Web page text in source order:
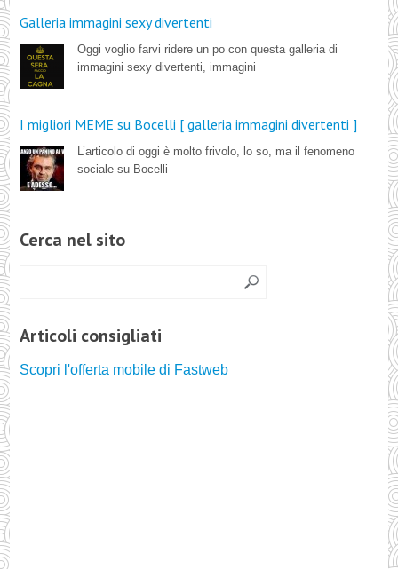
Galleria immagini sexy divertenti
Oggi voglio farvi ridere un po con questa galleria di
immagini sexy divertenti, immagini
I migliori MEME su Bocelli [ galleria immagini divertenti ]
L’articolo di oggi è molto frivolo, lo so, ma il fenomeno
sociale su Bocelli
Cerca nel sito
Articoli consigliati
Scopri l'offerta mobile di Fastweb